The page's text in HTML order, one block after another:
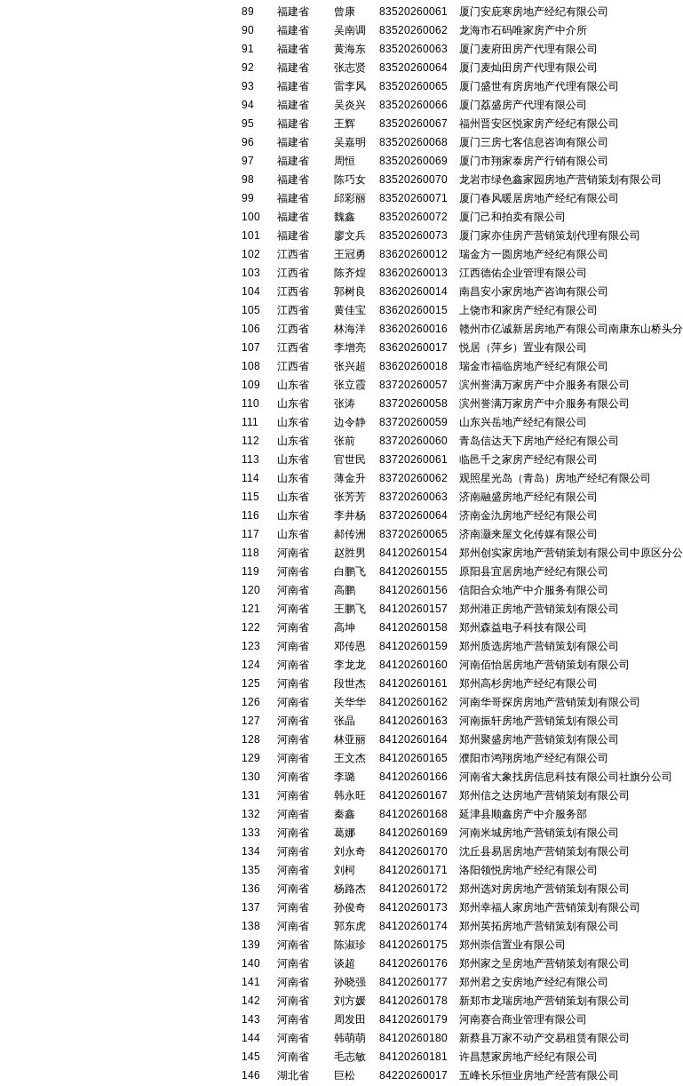
89
福建省 曾康 83520260061
厦门安庇寒房地产经纪有限公司
90
福建省 吴南调 83520260062
龙海市石码唯家房产中介所
91
福建省 黄海东 83520260063
厦门麦府田房产代理有限公司
92
福建省 张志贤 83520260064
厦门麦灿田房产代理有限公司
93
福建省 雷李风 83520260065
厦门盛世有房房地产代理有限公司
94
福建省 吴炎兴 83520260066
厦门荔盛房产代理有限公司
95
福建省 王辉 83520260067
福州晋安区悦家房产经纪有限公司
96
福建省 吴嘉明 83520260068
厦门三房七客信息咨询有限公司
97
福建省 周恒 83520260069
厦门市翔家泰房产行销有限公司
98
福建省 陈巧女 83520260070
龙岩市绿色鑫家园房地产营销策划有限公司
99
福建省 邱彩丽 83520260071
厦门春风暖居房地产经纪有限公司
100
福建省 魏鑫 83520260072
厦门己和拍卖有限公司
101
福建省 廖文兵 83520260073
厦门家亦佳房产营销策划代理有限公司
102
江西省 王冠勇 83620260012
瑞金方一圆房地产经纪有限公司
103
江西省 陈齐煌 83620260013
江西德佑企业管理有限公司
104
江西省 郭树良 83620260014
南昌安小家房地产咨询有限公司
105
江西省 黄佳宝 83620260015
上饶市和家房产经纪有限公司
106
江西省 林海洋 83620260016
赣州市亿诚新居房地产有限公司南康东山桥头分
107
江西省 李增亮 83620260017
悦居（萍乡）置业有限公司
108
江西省 张兴超 83620260018
瑞金市福临房地产经纪有限公司
109
山东省 张立霞 83720260057
滨州誉满万家房产中介服务有限公司
110
山东省 张涛 83720260058
滨州誉满万家房产中介服务有限公司
111
山东省 边令静 83720260059
山东兴岳地产经纪有限公司
112
山东省 张前 83720260060
青岛信达天下房地产经纪有限公司
113
山东省 官世民 83720260061
临邑千之家房产经纪有限公司
114
山东省 薄金升 83720260062
观照星光岛（青岛）房地产经纪有限公司
115
山东省 张芳芳 83720260063
济南融盛房地产经纪有限公司
116
山东省 李井杨 83720260064
济南金氿房地产经纪有限公司
117
山东省 郝传洲 83720260065
济南灏来屋文化传媒有限公司
118
河南省 赵胜男 84120260154
郑州创实家房地产营销策划有限公司中原区分公
119
河南省 白鹏飞 84120260155
原阳县宜居房地产经纪有限公司
120
河南省 高鹏 84120260156
信阳合众地产中介服务有限公司
121
河南省 王鹏飞 84120260157
郑州港正房地产营销策划有限公司
122
河南省 高坤 84120260158
郑州森益电子科技有限公司
123
河南省 邓传恩 84120260159
郑州质选房地产营销策划有限公司
124
河南省 李龙龙 84120260160
河南佰怡居房地产营销策划有限公司
125
河南省 段世杰 84120260161
郑州高杉房地产经纪有限公司
126
河南省 关华华 84120260162
河南华哥探房房地产营销策划有限公司
127
河南省 张晶 84120260163
河南振轩房地产营销策划有限公司
128
河南省 林亚丽 84120260164
郑州聚盛房地产营销策划有限公司
129
河南省 王文杰 84120260165
濮阳市鸿翔房地产经纪有限公司
130
河南省 李璐 84120260166
河南省大象找房信息科技有限公司社旗分公司
131
河南省 韩永旺 84120260167
郑州信之达房地产营销策划有限公司
132
河南省 秦鑫 84120260168
延津县顺鑫房产中介服务部
133
河南省 葛娜 84120260169
河南米城房地产营销策划有限公司
134
河南省 刘永奇 84120260170
沈丘县易居房地产营销策划有限公司
135
河南省 刘柯 84120260171
洛阳领悦房地产经纪有限公司
136
河南省 杨路杰 84120260172
郑州选对房房地产营销策划有限公司
137
河南省 孙俊奇 84120260173
郑州幸福人家房地产营销策划有限公司
138
河南省 郭东虎 84120260174
郑州英拓房地产营销策划有限公司
139
河南省 陈淑珍 84120260175
郑州崇信置业有限公司
140
河南省 谈超 84120260176
郑州家之呈房地产营销策划有限公司
141
河南省 孙晓强 84120260177
郑州君之安房地产经纪有限公司
142
河南省 刘方媛 84120260178
新郑市龙瑞房地产营销策划有限公司
143
河南省 周发田 84120260179
河南赛合商业管理有限公司
144
河南省 韩萌萌 84120260180
新蔡县万家不动产交易租赁有限公司
145
河南省 毛志敏 84120260181
许昌慧家房地产经纪有限公司
146
湖北省 巨松 84220260017 五峰长乐恒业房地产经营有限公司